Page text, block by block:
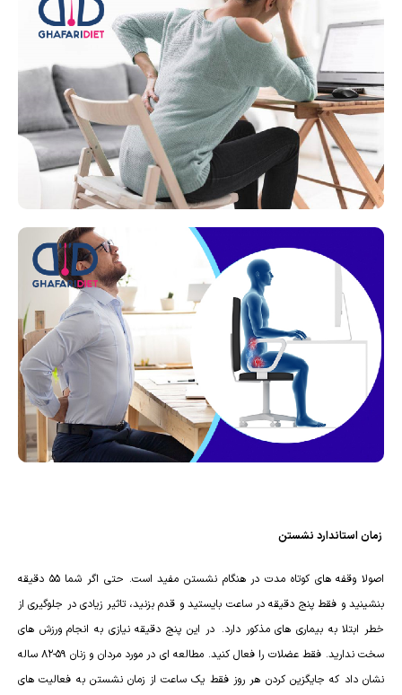
زمان استاندارد نشستن
اصولا وقفه های کوتاه مدت در هنگام نشستن مفید است. حتی اگر شما 55 دقیقه
بنشینید و فقط پنج دقیقه در ساعت بایستید و قدم بزنید، تاثیر زیادی در جلوگیری از
خطر ابتلا به بیماری های مذکور دارد. در این پنج دقیقه نیازی به انجام ورزش های
سخت ندارید. فقط عضلات را فعال کنید. مطالعه ای در مورد مردان و زنان 59-82 ساله
نشان داد که جایگزین کردن هر روز فقط یک ساعت از زمان نشستن به فعالیت های